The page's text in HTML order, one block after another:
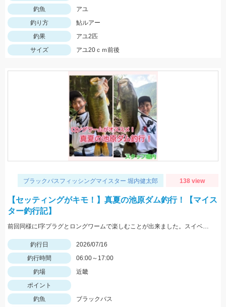
釣魚
アユ
釣り方
鮎ルアー
釣果
アユ2匹
サイズ
アユ20ｃｍ前後
ブラックバスフィッシングマイスター 堀内健太郎 138 view
【セッティングがキモ！】真夏の池原ダム釣行！【マイス
ター釣行記】
前回同様にI字プラグとロングワームで楽しむことが出来ました。スイベル付きフックで糸撚れ対策をするのがキモです！
釣行日
2026/07/16
釣行時間
06:00～17:00
釣場
近畿
ポイント
釣魚
ブラックバス